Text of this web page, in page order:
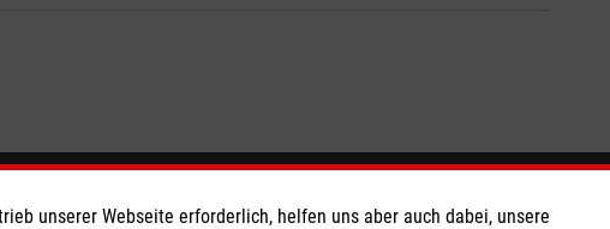
So finden Sie uns
unserer Webseite erforderlich, helfen uns aber auch dabei, unsere